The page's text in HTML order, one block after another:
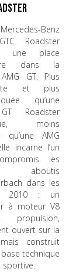
Benz
Roadster
une place
dans la
GT. Plus
et plus
qu’une
Roadster
moins
qu’une AMG
incarne l’un
les
aboutis
dans les
2010 : un
à moteur V8
propulsion,
ouvert sur la
construit
technique
sportive.